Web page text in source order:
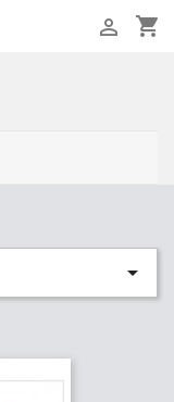
shopping_cart

